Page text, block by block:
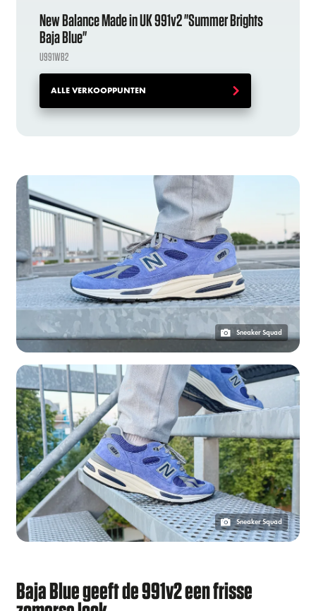
New Balance Made in UK 991v2 "Summer Brights
Baja Blue"
U991WB2
ALLE VERKOOPPUNTEN
Sneaker Squad
Sneaker Squad
Baja Blue geeft de 991v2 een frisse